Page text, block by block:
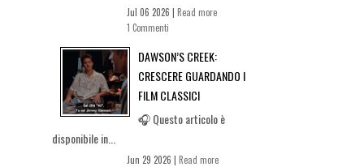
Jul 06 2026 | Read more
1 Commenti
DAWSON’S CREEK:
CRESCERE GUARDANDO I
FILM CLASSICI
🎧 Questo articolo è
disponibile in...
Jun 29 2026 | Read more